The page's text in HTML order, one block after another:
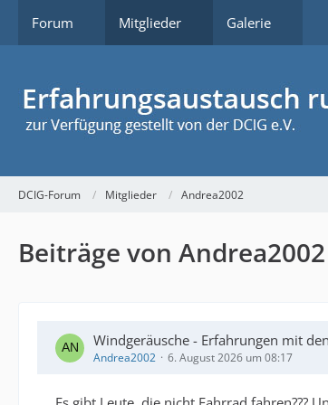
Forum Mitglieder Galerie
DCIG-Forum Mitglieder Andrea2002
Beiträge von Andrea2002
Windgeräusche - Erfahrungen mit
Andrea2002 6. August 2026 um 08:17